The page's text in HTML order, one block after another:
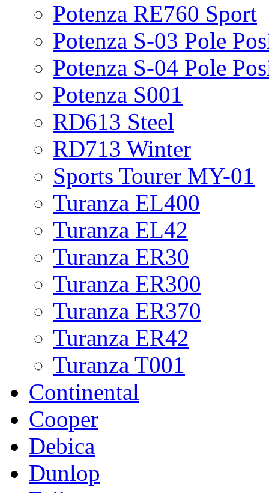
Potenza RE760 Sport
Potenza S-03 Pole
Potenza S-04 Pole
Potenza S001
RD613 Steel
RD713 Winter
Sports Tourer MY-01
Turanza EL400
Turanza EL42
Turanza ER30
Turanza ER300
Turanza ER370
Turanza ER42
Turanza T001
Continental
Cooper
Debica
Dunlop